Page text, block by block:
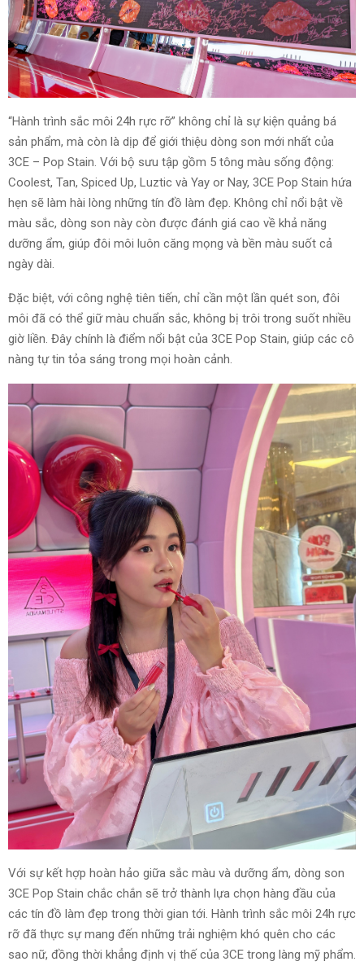
“Hành trình sắc môi 24h rực rỡ” không chỉ là sự kiện quảng bá
sản phẩm, mà còn là dịp để giới thiệu dòng son mới nhất của
3CE – Pop Stain. Với bộ sưu tập gồm 5 tông màu sống động:
Coolest, Tan, Spiced Up, Luztic và Yay or Nay, 3CE Pop Stain hứa
hẹn sẽ làm hài lòng những tín đồ làm đẹp. Không chỉ nổi bật về
màu sắc, dòng son này còn được đánh giá cao về khả năng
dưỡng ẩm, giúp đôi môi luôn căng mọng và bền màu suốt cả
ngày dài.
Đặc biệt, với công nghệ tiên tiến, chỉ cần một lần quét son, đôi
môi đã có thể giữ màu chuẩn sắc, không bị trôi trong suốt nhiều
giờ liền. Đây chính là điểm nổi bật của 3CE Pop Stain, giúp các cô
nàng tự tin tỏa sáng trong mọi hoàn cảnh.
Với sự kết hợp hoàn hảo giữa sắc màu và dưỡng ẩm, dòng son
3CE Pop Stain chắc chắn sẽ trở thành lựa chọn hàng đầu của
các tín đồ làm đẹp trong thời gian tới. Hành trình sắc môi 24h rực
rỡ đã thực sự mang đến những trải nghiệm khó quên cho các
sao nữ, đồng thời khẳng định vị thế của 3CE trong làng mỹ phẩm.